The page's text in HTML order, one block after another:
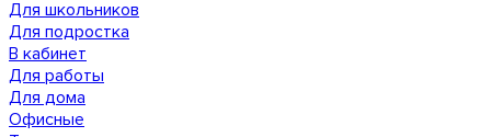
Для школьников
Для подростка
В кабинет
Для работы
Для дома
Офисные